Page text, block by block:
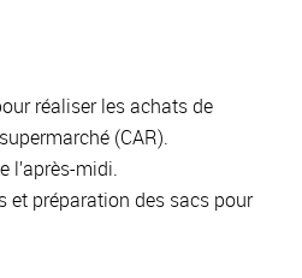
réaliser les achats de
(CAR).
l’après-midi.
et préparation des sacs pour